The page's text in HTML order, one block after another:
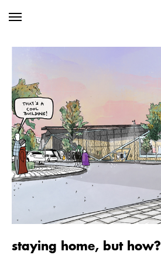
Hauptinhalt
staying home, but how?